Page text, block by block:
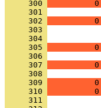
     300
     301
     302
     303
     304
     305
     306
     307
     308
     309
     310
     311